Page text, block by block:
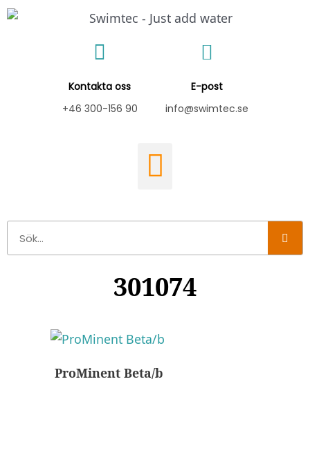
Hoppa
Kontakta oss
+46 300-156 90
E-post
info@swimtec.se
301074
ProMinent Beta/b